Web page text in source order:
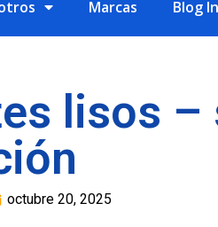
Marcas Blog
lisos –
octubre 20, 2025